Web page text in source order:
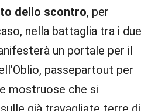
dello scontro, per
nella battaglia tra i due
un portale per il
passepartout per
mostruose che si